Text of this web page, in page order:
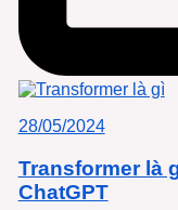
28/05/2024
Transformer là
ChatGPT